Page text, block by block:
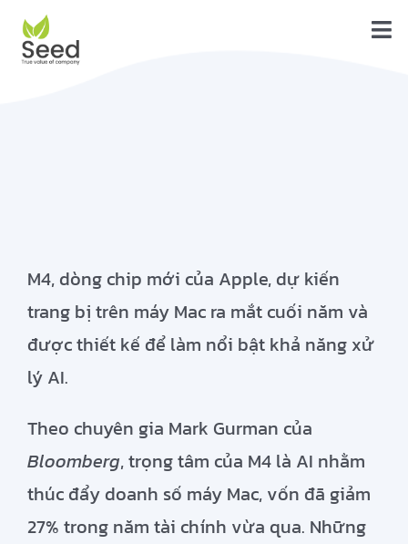
contentTrang Chủ
Blog
Hướng dẫn
Đăng
ký
M4, dòng chip mới của Apple, dự kiến
trang bị trên máy Mac ra mắt cuối năm và
được thiết kế để làm nổi bật khả năng xử
lý AI.
Theo chuyên gia Mark Gurman của
Bloomberg, trọng tâm của M4 là AI nhằm
thúc đẩy doanh số máy Mac, vốn đã giảm
27% trong năm tài chính vừa qua. Những